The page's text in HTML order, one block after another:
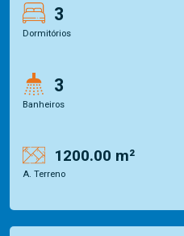
3
Dormitórios
3
Banheiros
1200.00 m²
A. Terreno